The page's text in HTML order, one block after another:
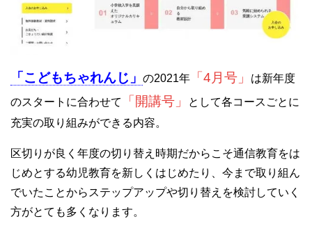
「こどもちゃれんじ」 の2021年 「4月号」
は新年度
のスタートに合わせて
「開講号」
として各コースごとに
充実の取り組みができる内容。
区切りが良く年度の切り替え時期だからこそ通信教育をは
じめとする幼児教育を新しくはじめたり、今まで取り組ん
でいたことからステップアップや切り替えを検討していく
方がとても多くなります。